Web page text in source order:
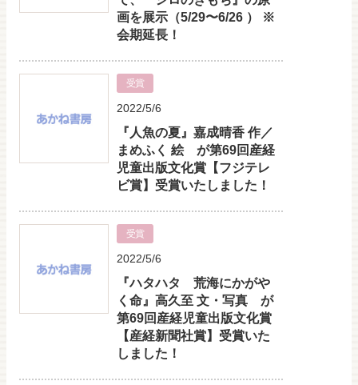
画を展示（5/29〜6/26 ） ※
会期延長！
受賞
2022/5/6
『人魚の夏』嘉成晴香 作／
まめふく 絵 が第69回産経
児童出版文化賞【フジテレ
ビ賞】受賞いたしました！
受賞
2022/5/6
『ハタハタ 荒海にかがや
く命』高久至 文・写真 が
第69回産経児童出版文化賞
【産経新聞社賞】受賞いた
しました！